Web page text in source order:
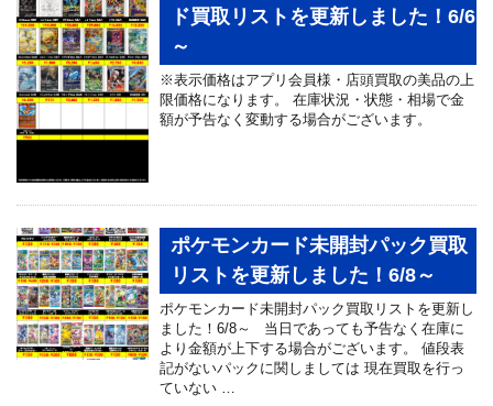
ド買取リストを更新しました！6/6
～
※表示価格はアプリ会員様・店頭買取の美品の上
限価格になります。 在庫状況・状態・相場で金
額が予告なく変動する場合がございます。
ポケモンカード未開封パック買取
リストを更新しました！6/8～
ポケモンカード未開封パック買取リストを更新し
ました！6/8～ 当日であっても予告なく在庫に
より金額が上下する場合がございます。 値段表
記がないパックに関しましては 現在買取を行っ
ていない …